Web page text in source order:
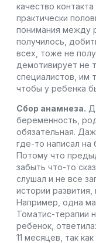
качество
практически
понимания между
получилось,
всех, тоже не
демотивирует не
специалистов, им
чтобы у ребенка
Сбор анамнеза.
беременность,
обязательная.
где-то написал на
Потому что
забыть что-то
слушал и не все
истории
Например, одна
Томатис-терапии
ребенок,
11 месяцев, так